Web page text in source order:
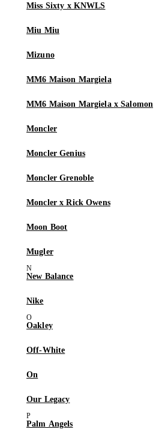
Miss Sixty x KNWLS
Miu Miu
Mizuno
MM6 Maison Margiela
MM6 Maison Margiela x Salomon
Moncler
Moncler Genius
Moncler Grenoble
Moncler x Rick Owens
Moon Boot
Mugler
New Balance
Nike
Oakley
Off-White
On
Our Legacy
Palm Angels